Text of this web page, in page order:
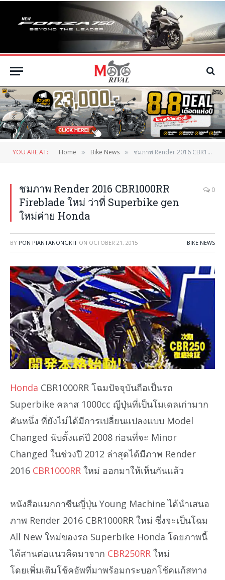
YOU ARE AT: Home » Bike News » ชมภาพ Render 2016 CBR1000RR Fireblade ใหม่ ว่าที่ Superbike gen ใหม่ค่าย Honda
ชมภาพ Render 2016 CBR1000RR
Fireblade ใหม่ ว่าที่ Superbike gen
ใหม่ค่าย Honda
0
BY PON PIANTANONGKIT ON OCTOBER 21, 2015 BIKE NEWS
Honda CBR1000RR โฉมปัจจุบันถือเป็นรถ
Superbike คลาส 1000cc ญีปุ่นที่เป็นโมเดลเก่ามาก
คันหนึ่ง ที่ยังไม่ได้มีการเปลี่ยนแปลงแบบ Model
Changed นับตั้งแต่ปี 2008 ก่อนที่จะ Minor
Changed ในช่วงปี 2012 ล่าสุดได้มีภาพ Render
2016 CBR1000RR ใหม่ ออกมาให้เห็นกันแล้ว
หนังสือแมกกาซีนญี่ปุ่น Young Machine ได้นำเสนอ
ภาพ Render 2016 CBR1000RR ใหม่ ซึ่งจะเป็นโฉม
All New ใหม่ของรถ Superbike Honda โดยภาพนี้
ได้สานต่อแนวคิดมาจาก CBR250RR ใหม่
โดยเพิ่มเติมโช้คอัพที่มาพร้อมกระบอกโช้คแก้สทาง